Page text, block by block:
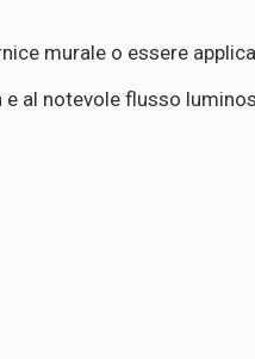
murale o essere
al notevole flusso